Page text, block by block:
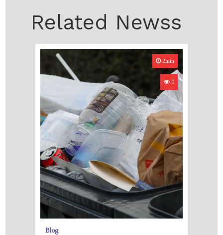
Related Newss
2min
0
Blog